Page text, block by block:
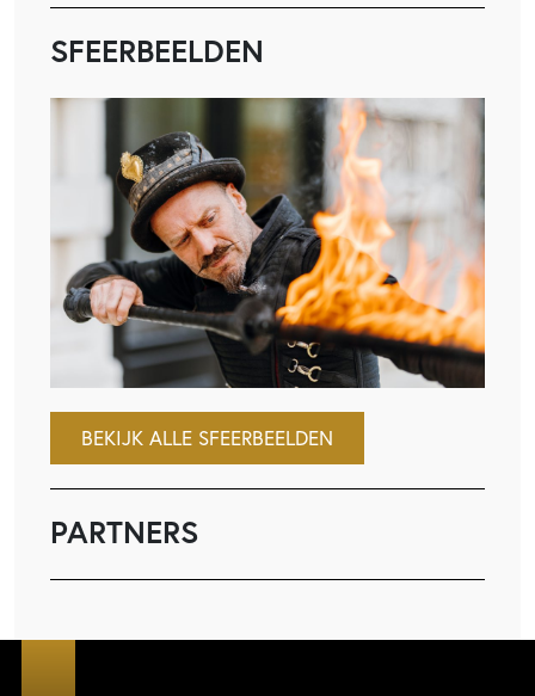
SFEERBEELDEN
BEKIJK ALLE SFEERBEELDEN
PARTNERS